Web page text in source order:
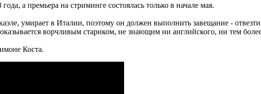
а премьера на стриминге состоялась только в начале мая.
умирает в Италии, поэтому он должен выполнить завещание -
ворчливым стариком, не знающим ни английского, ни тем
Коста.